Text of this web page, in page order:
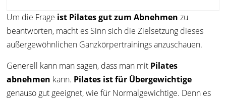
Um die Frage ist Pilates gut zum Abnehmen zu
beantworten, macht es Sinn sich die Zielsetzung dieses
außergewöhnlichen Ganzkörpertrainings anzuschauen.
Generell kann man sagen, dass man mit Pilates
abnehmen kann. Pilates ist für Übergewichtige
genauso gut geeignet, wie für Normalgewichtige. Denn es